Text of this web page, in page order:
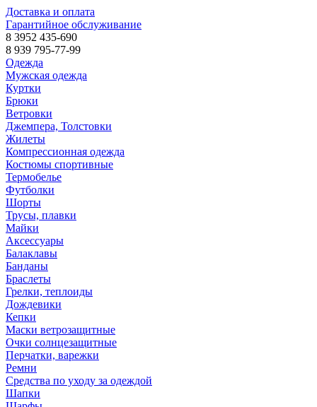
Доставка и оплата
Гарантийное обслуживание
8 3952 435-690
8 939 795-77-99
Одежда
Мужская одежда
Куртки
Брюки
Ветровки
Джемпера, Толстовки
Жилеты
Компрессионная одежда
Костюмы спортивные
Термобелье
Футболки
Шорты
Трусы, плавки
Майки
Аксессуары
Балаклавы
Банданы
Браслеты
Грелки, теплоиды
Дождевики
Кепки
Маски ветрозащитные
Очки солнцезащитные
Перчатки, варежки
Ремни
Средства по уходу за одеждой
Шапки